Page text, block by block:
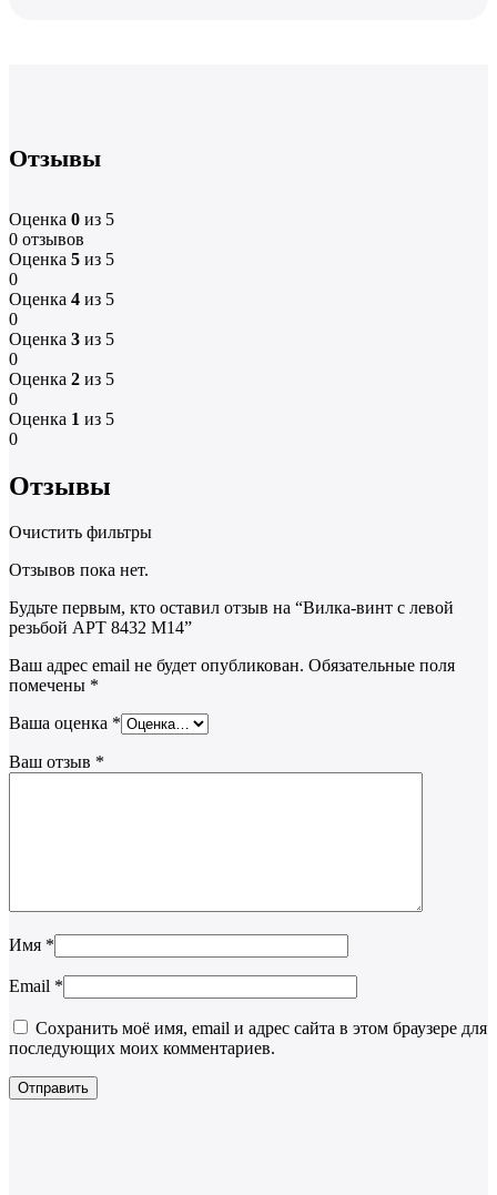
Отзывы
Оценка 0 из 5
0 отзывов
Оценка 5 из 5
0
Оценка 4 из 5
0
Оценка 3 из 5
0
Оценка 2 из 5
0
Оценка 1 из 5
0
Отзывы
Очистить фильтры
Отзывов пока нет.
Будьте первым, кто оставил отзыв на “Вилка-винт с левой
резьбой АРТ 8432 M14”
Ваш адрес email не будет опубликован. Обязательные поля
помечены *
Ваша оценка *
Ваш отзыв *
Имя *
Email *
Сохранить моё имя, email и адрес сайта в этом браузере для
последующих моих комментариев.